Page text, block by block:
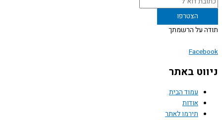
על הרשמתך
באתר
עמוד הבית
אודות
תירמו לאתר